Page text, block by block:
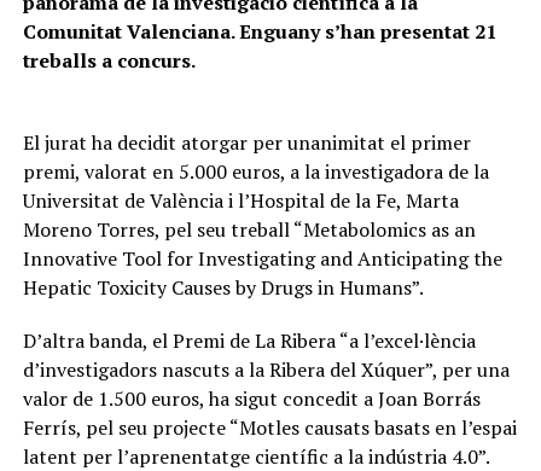
Comunitat Valenciana. Enguany s’han presentat 21
treballs a concurs.
El jurat ha decidit atorgar per unanimitat el primer
premi, valorat en 5.000 euros, a la investigadora de la
Universitat de València i l’Hospital de la Fe, Marta
Moreno Torres, pel seu treball “Metabolomics as an
Innovative Tool for Investigating and Anticipating the
Hepatic Toxicity Causes by Drugs in Humans”.
D’altra banda, el Premi de La Ribera “a l’excel·lència
d’investigadors nascuts a la Ribera del Xúquer”, per una
valor de 1.500 euros, ha sigut concedit a Joan Borrás
Ferrís, pel seu projecte “Motles causats basats en l’espai
latent per l’aprenentatge científic a la indústria 4.0”.